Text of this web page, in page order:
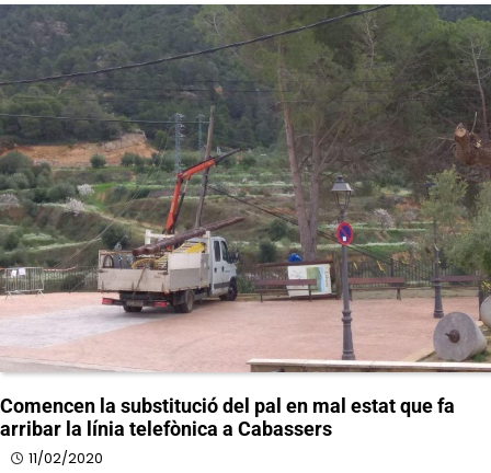
Comencen la substitució del pal en mal estat que fa
arribar la línia telefònica a Cabassers
11/02/2020